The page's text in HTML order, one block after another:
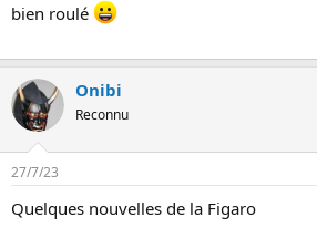
bien roulé
Onibi
Reconnu
27/7/23
Quelques nouvelles de la Figaro